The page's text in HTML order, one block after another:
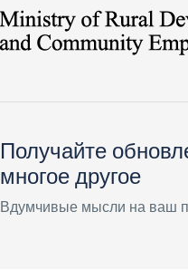
Получайте
многое другое
Вдумчивые мысли на ваш